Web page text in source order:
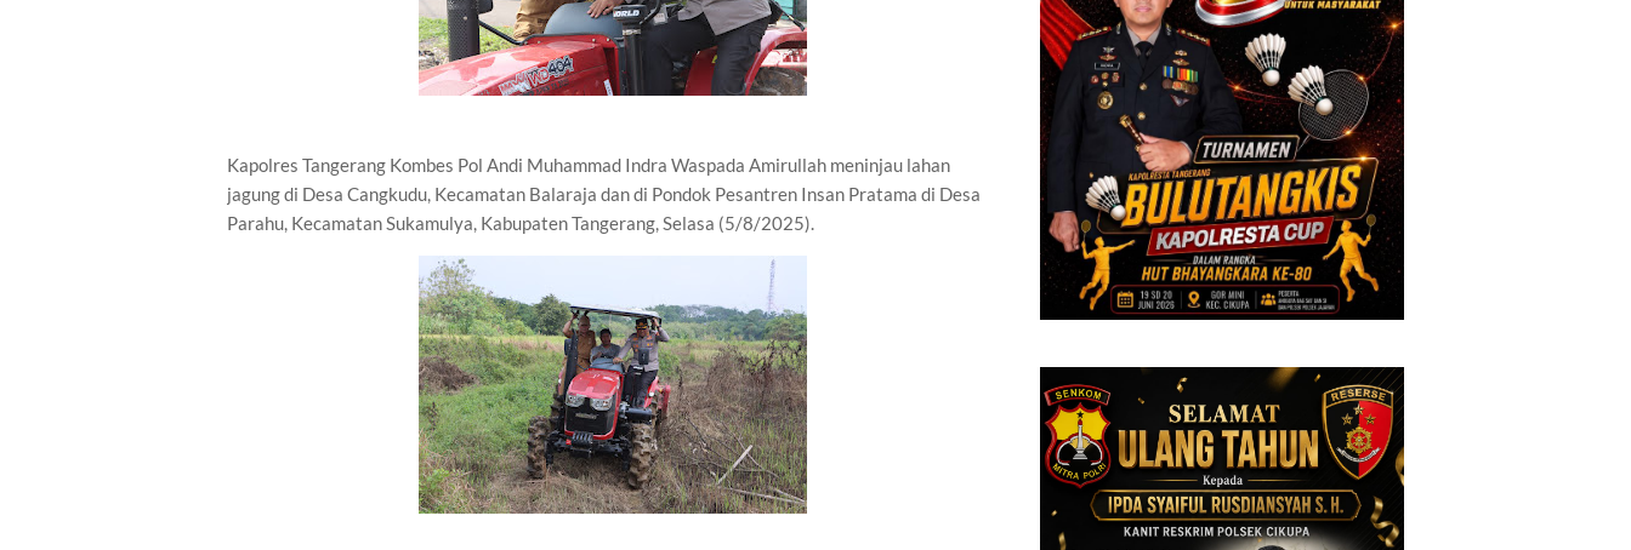
Kapolres Tangerang Kombes Pol Andi Muhammad Indra Waspada Amirullah meninjau lahan
jagung di Desa Cangkudu, Kecamatan Balaraja dan di Pondok Pesantren Insan Pratama di Desa
Parahu, Kecamatan Sukamulya, Kabupaten Tangerang, Selasa (5/8/2025).